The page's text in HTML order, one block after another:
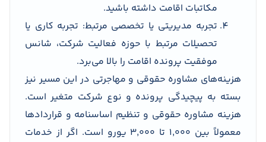
مکاتبات اقامت داشته باشید.
تجربه مدیریتی یا تخصصی مرتبط: تجربه کاری یا
تحصیلات مرتبط با حوزه فعالیت شرکت، شانس
موفقیت پرونده اقامت را بالا می‌برد.
هزینه‌های مشاوره حقوقی و مهاجرتی در این مسیر نیز
بسته به پیچیدگی پرونده و نوع شرکت متغیر است.
هزینه مشاوره حقوقی و تنظیم اساسنامه و قراردادها
معمولاً بین ۱٬۰۰۰ تا ۳٬۰۰۰ یورو است. اگر از خدمات